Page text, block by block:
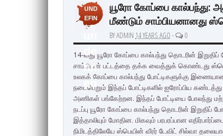
UND
EFIN
ED
de
fin
ed
யூரோ கோப்பை கால்பந்து:
மீண்டும் சாம்பியனானது
BY ADMIN 14 YEARS AGO - 0
14-வது யூரோ கோப்பை கால்பந்து தொடரின்
சாம்பியன் பட்டத்தை தக்க வைத்துக் கொண்டது
உலகக் கோப்பை கால்பந்து போட்டிகளுக்கு
நடைபெறும் இந்தப் போட்டிகளில் ஐரோப்பிய
அணிகள் பங்கேற்றன. இந்தப் போட்டியை போலந்து
நடப்பு யூரோ கோப்பை கால்பந்து தொடரின் இறுதிப்
இத்தாலியும் மோதின. மிகவும் பரபரப்பான
நிமிடத்திலேயே ஸ்பெயின் வீரர் டேவிட் சில்வா